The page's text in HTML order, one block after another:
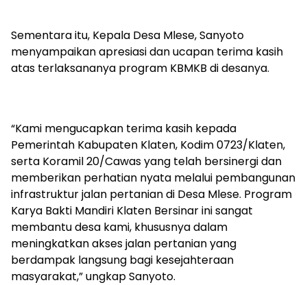
Sementara itu, Kepala Desa Mlese, Sanyoto
menyampaikan apresiasi dan ucapan terima kasih
atas terlaksananya program KBMKB di desanya.
“Kami mengucapkan terima kasih kepada
Pemerintah Kabupaten Klaten, Kodim 0723/Klaten,
serta Koramil 20/Cawas yang telah bersinergi dan
memberikan perhatian nyata melalui pembangunan
infrastruktur jalan pertanian di Desa Mlese. Program
Karya Bakti Mandiri Klaten Bersinar ini sangat
membantu desa kami, khususnya dalam
meningkatkan akses jalan pertanian yang
berdampak langsung bagi kesejahteraan
masyarakat,” ungkap Sanyoto.